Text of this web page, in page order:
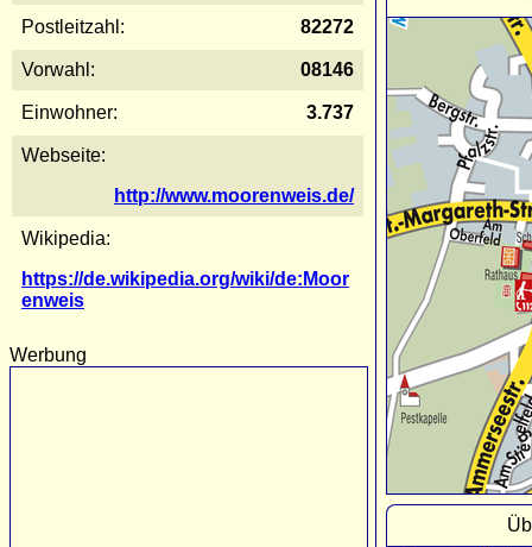
Postleitzahl: 82272
Vorwahl: 08146
Einwohner: 3.737
Webseite:
http://www.moorenweis.de/
Wikipedia:
https://de.wikipedia.org/wiki/de:Moor
enweis
Werbung